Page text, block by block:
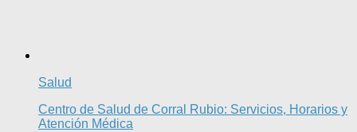
Salud
Centro de Salud de Corral Rubio: Servicios, Horarios y
Atención Médica